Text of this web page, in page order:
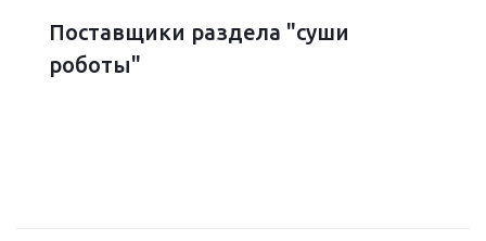
Поставщики раздела "суши
роботы"